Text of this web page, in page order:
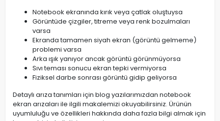
Notebook ekranında kırık veya çatlak oluştuysa
Görüntüde çizgiler, titreme veya renk bozulmaları
varsa
Ekranda tamamen siyah ekran (görüntü gelmeme)
problemi varsa
Arka ışık yanıyor ancak görüntü görünmüyorsa
Sıvı teması sonucu ekran tepki vermiyorsa
Fiziksel darbe sonrası görüntü gidip geliyorsa
Detaylı arıza tanımları için blog yazılarımızdan notebook
ekran arızaları ile ilgili makalemizi okuyabilirsiniz. Ürünün
uyumluluğu ve özellikleri hakkında daha fazla bilgi almak için